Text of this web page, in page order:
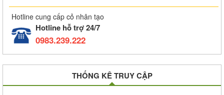
Hotline cung cấp cỏ nhân tạo
Hotline hỗ trợ 24/7
0983.239.222
THỐNG KÊ TRUY CẬP